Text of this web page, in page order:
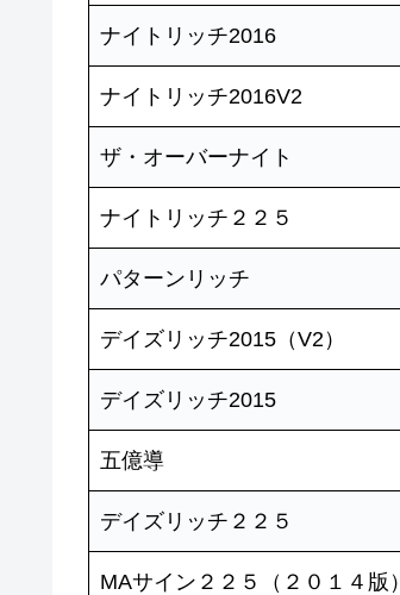
ナイトリッチ2016
ナイトリッチ2016V2
ザ・オーバーナイト
ナイトリッチ２２５
パターンリッチ
デイズリッチ2015（V2）
デイズリッチ2015
五億導
デイズリッチ２２５
MAサイン２２５（２０１４版）